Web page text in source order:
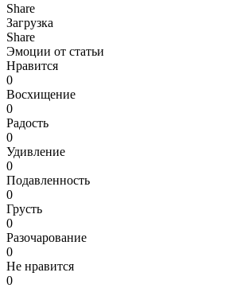
Share
Загрузка
Share
Эмоции от статьи
Нравится
0
Восхищение
0
Радость
0
Удивление
0
Подавленность
0
Грусть
0
Разочарование
0
Не нравится
0